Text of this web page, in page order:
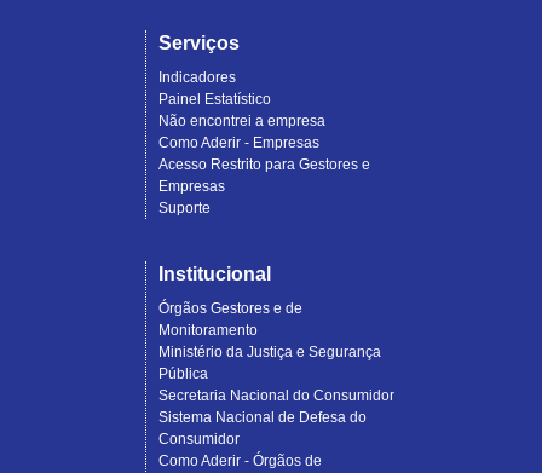
Serviços
Indicadores
Painel Estatístico
Não encontrei a empresa
Como Aderir - Empresas
Acesso Restrito para Gestores e
Empresas
Suporte
Institucional
Órgãos Gestores e de
Monitoramento
Ministério da Justiça e Segurança
Pública
Secretaria Nacional do Consumidor
Sistema Nacional de Defesa do
Consumidor
Como Aderir - Órgãos de